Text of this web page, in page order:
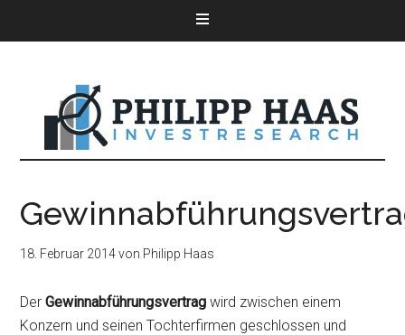
18. Februar 2014von Philipp Haas
DerGewinnabführungsvertrag wird zwischen einem
Konzern und seinen Tochterfirmen geschlossen und